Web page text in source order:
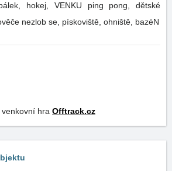
hokej, VENKU ping pong, dětské
nezlob se, pískoviště, ohniště, bazéN
venkovní hra Offtrack.cz